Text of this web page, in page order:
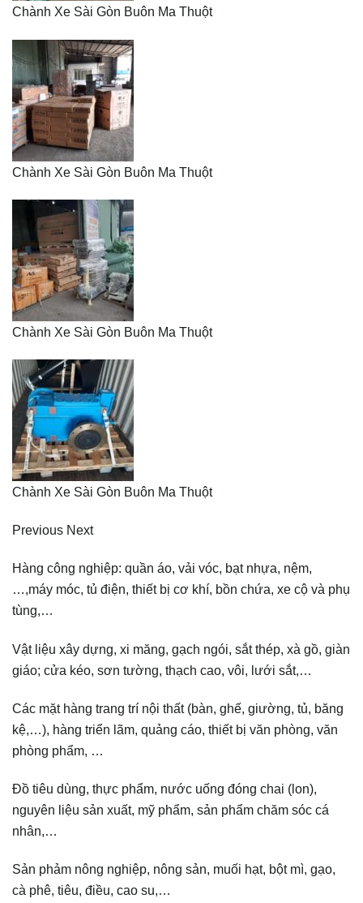
Chành Xe Sài Gòn Buôn Ma Thuột
Chành Xe Sài Gòn Buôn Ma Thuột
Chành Xe Sài Gòn Buôn Ma Thuột
Chành Xe Sài Gòn Buôn Ma Thuột
Previous Next
Hàng công nghiệp: quần áo, vải vóc, bạt nhựa, nệm,
…,máy móc, tủ điện, thiết bị cơ khí, bồn chứa, xe cộ và phụ
tùng,…
Vật liệu xây dựng, xi măng, gạch ngói, sắt thép, xà gồ, giàn
giáo; cửa kéo, sơn tường, thạch cao, vôi, lưới sắt,…
Các mặt hàng trang trí nội thất (bàn, ghế, giường, tủ, băng
kệ,…), hàng triển lãm, quảng cáo, thiết bị văn phòng, văn
phòng phẩm, …
Đồ tiêu dùng, thực phẩm, nước uống đóng chai (lon),
nguyên liệu sản xuất, mỹ phẩm, sản phẩm chăm sóc cá
nhân,…
Sản phảm nông nghiệp, nông sản, muối hạt, bột mì, gạo,
cà phê, tiêu, điều, cao su,…